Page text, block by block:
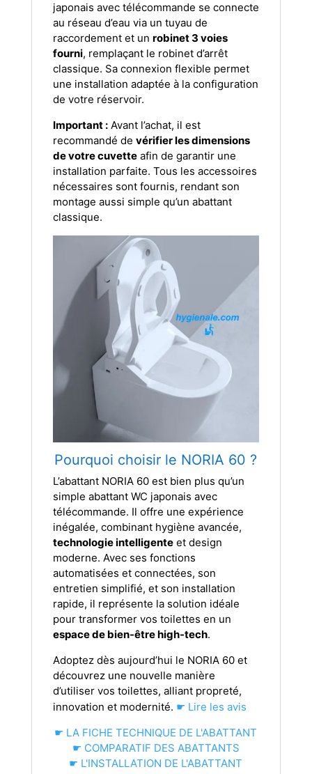
japonais avec télécommande se connecte
au réseau d’eau via un tuyau de
raccordement et un robinet 3 voies
fourni, remplaçant le robinet d’arrêt
classique. Sa connexion flexible permet
une installation adaptée à la configuration
de votre réservoir.
Important :Avant l’achat, il est
recommandé de vérifier les dimensions
de votre cuvetteafin de garantir une
installation parfaite. Tous les accessoires
nécessaires sont fournis, rendant son
montage aussi simple qu’un abattant
classique.
Pourquoi choisir le NORIA 60 ?
L’abattant NORIA 60 est bien plus qu’un
simple abattant WC japonais avec
télécommande. Il offre une expérience
inégalée, combinant hygiène avancée,
technologie intelligenteet design
moderne. Avec ses fonctions
automatisées et connectées, son
entretien simplifié, et son installation
rapide, il représente la solution idéale
pour transformer vos toilettes en un
espace de bien-être high-tech.
Adoptez dès aujourd’hui le NORIA 60 et
découvrez une nouvelle manière
d’utiliser vos toilettes, alliant propreté,
innovation et modernité. ☛ Lire les avis
☛ LA FICHE TECHNIQUE DE L'ABATTANT
☛ COMPARATIF DES ABATTANTS
☛ L'INSTALLATION DE L'ABATTANT